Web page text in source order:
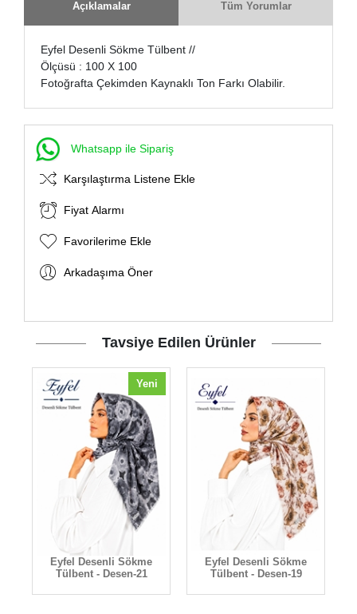
Açıklamalar Tüm Yorumlar
Eyfel Desenli Sökme Tülbent //
Ölçüsü : 100 X 100
Fotoğrafta Çekimden Kaynaklı Ton Farkı Olabilir.
Whatsapp ile Sipariş
Karşılaştırma Listene Ekle
Fiyat Alarmı
Favorilerime Ekle
Arkadaşıma Öner
Tavsiye Edilen Ürünler
Yeni
Eyfel Desenli Sökme
Tülbent - Desen-21
Eyfel Desenli Sökme
Tülbent - Desen-19